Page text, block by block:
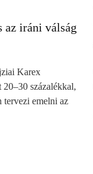
az iráni válság
Karex
20–30 százalékkal,
tervezi emelni az